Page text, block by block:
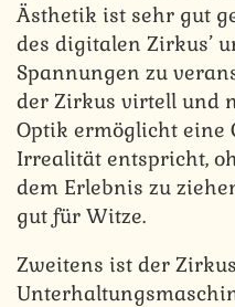
Ästhetik ist sehr gut
des digitalen Zirkus’
Spannungen zu
der Zirkus virtell und
Optik ermöglicht eine
Irrealität entspricht,
dem Erlebnis zu
gut für Witze.
Zweitens ist der